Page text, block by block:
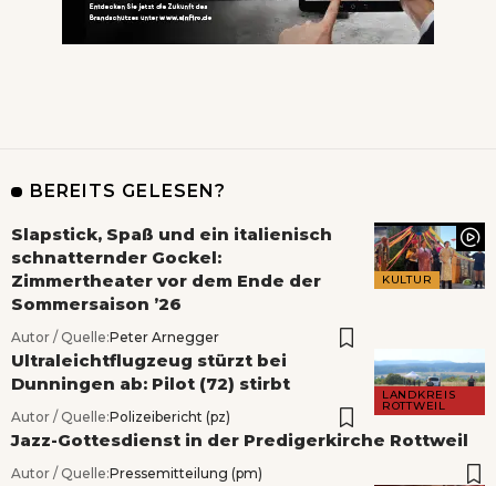
BEREITS GELESEN?
KULTUR
Slapstick, Spaß und ein italienisch
schnatternder Gockel:
Zimmertheater vor dem Ende der
Sommersaison ’26
Autor / Quelle:Peter Arnegger
LANDKREIS
ROTTWEIL
Ultraleichtflugzeug stürzt bei
Dunningen ab: Pilot (72) stirbt
Autor / Quelle:Polizeibericht (pz)
Jazz-Gottesdienst in der Predigerkirche Rottweil
Autor / Quelle:Pressemitteilung (pm)